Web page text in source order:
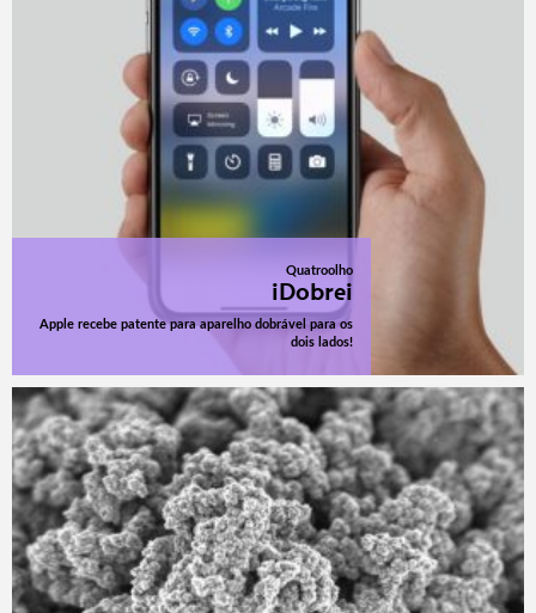
Quatroolho
iDobrei
Apple recebe patente para aparelho dobrável para os
dois lados!